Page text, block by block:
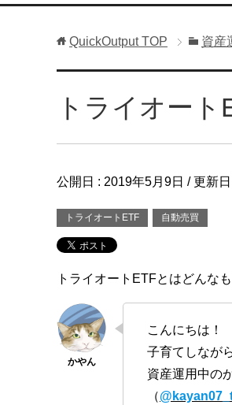
QuickOutputTOP 資産
トライオート
公開日 : 2019年5月9日 / 更新
トライオートETF 自動売買
トライオートETFとはどんな
こんにちは！
子育てしながら
資産運用中の
（